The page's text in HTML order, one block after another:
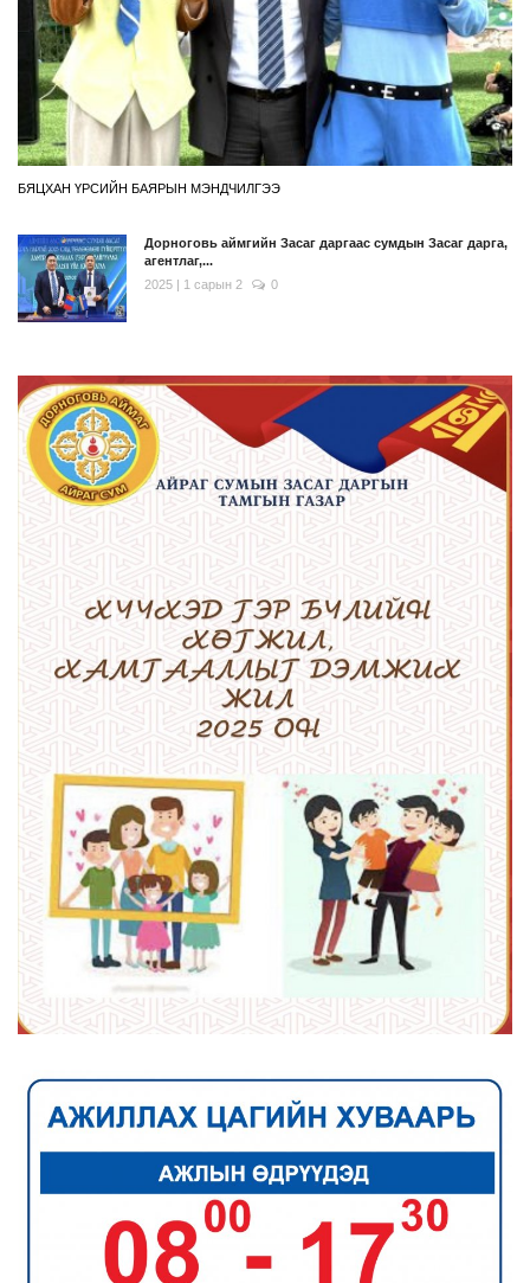
БЯЦХАН ҮРСИЙН БАЯРЫН МЭНДЧИЛГЭЭ
Дорноговь аймгийн Засаг даргаас сумдын Засаг дарга,
агентлаг,...
2025 | 1 сарын 2
0